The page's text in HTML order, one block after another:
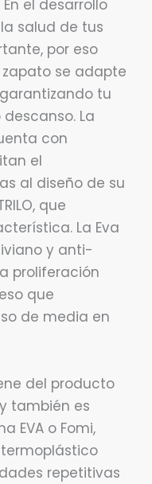
el desarrollo
salud de tus
por eso
se adapte
tu
La
con
el
al diseño de su
que
La Eva
y anti-
proliferación
que
de media en
del producto
también es
EVA o Fomi,
repetitivas